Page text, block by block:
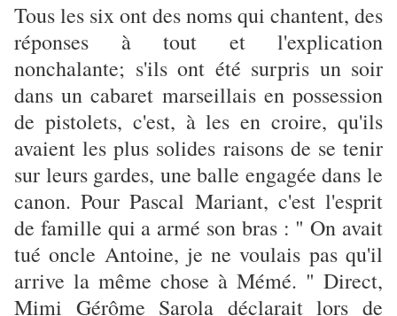
Tous les six ont des noms qui chantent, des
réponses à tout et l'explication
nonchalante; s'ils ont été surpris un soir
dans un cabaret marseillais en possession
de pistolets, c'est, à les en croire, qu'ils
avaient les plus solides raisons de se tenir
sur leurs gardes, une balle engagée dans le
canon. Pour Pascal Mariant, c'est l'esprit
de famille qui a armé son bras : " On avait
tué oncle Antoine, je ne voulais pas qu'il
arrive la même chose à Mémé. " Direct,
Mimi Gérôme Sarola déclarait lors de